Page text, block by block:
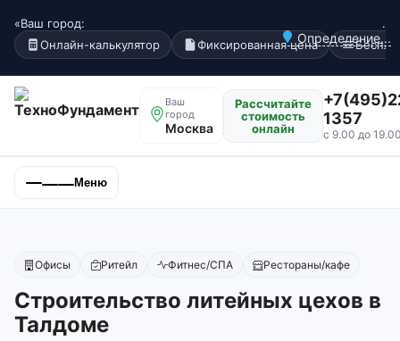
«Ваш город:
Определение...
.
Онлайн-калькулятор
Фиксированная цена
Ваш
город
Москва
Рассчитайте
стоимость
онлайн
1357
с 9.00 до
Меню
Офисы Ритейл Фитнес/СПА Рестораны/кафе
Строительство литейных цехов в
Талдоме